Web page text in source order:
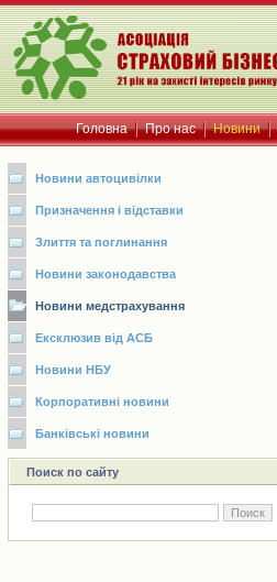
Головна Про нас Новини
Новини автоцивілки
Призначення і відставки
Злиття та поглинання
Новини законодавства
Новини медстрахування
Ексклюзив від АСБ
Новини НБУ
Корпоративні новини
Банківські новини
Поиск по сайту